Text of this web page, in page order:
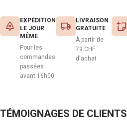
EXPÉDITION
LE JOUR
MÊME
Pour les
commandes
passées
avant 16h00
LIVRAISON
GRATUITE
À partir de
79 CHF
d'achat
TÉMOIGNAGES DE CLIENTS